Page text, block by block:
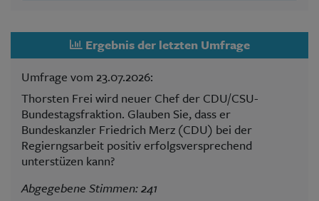
Ergebnis der letzten Umfrage
Umfrage vom 23.07.2026:
Thorsten Frei wird neuer Chef der CDU/CSU-
Bundestagsfraktion. Glauben Sie, dass er
Bundeskanzler Friedrich Merz (CDU) bei der
Regierngsarbeit positiv erfolgsversprechend
unterstüzen kann?
Abgegebene Stimmen: 241